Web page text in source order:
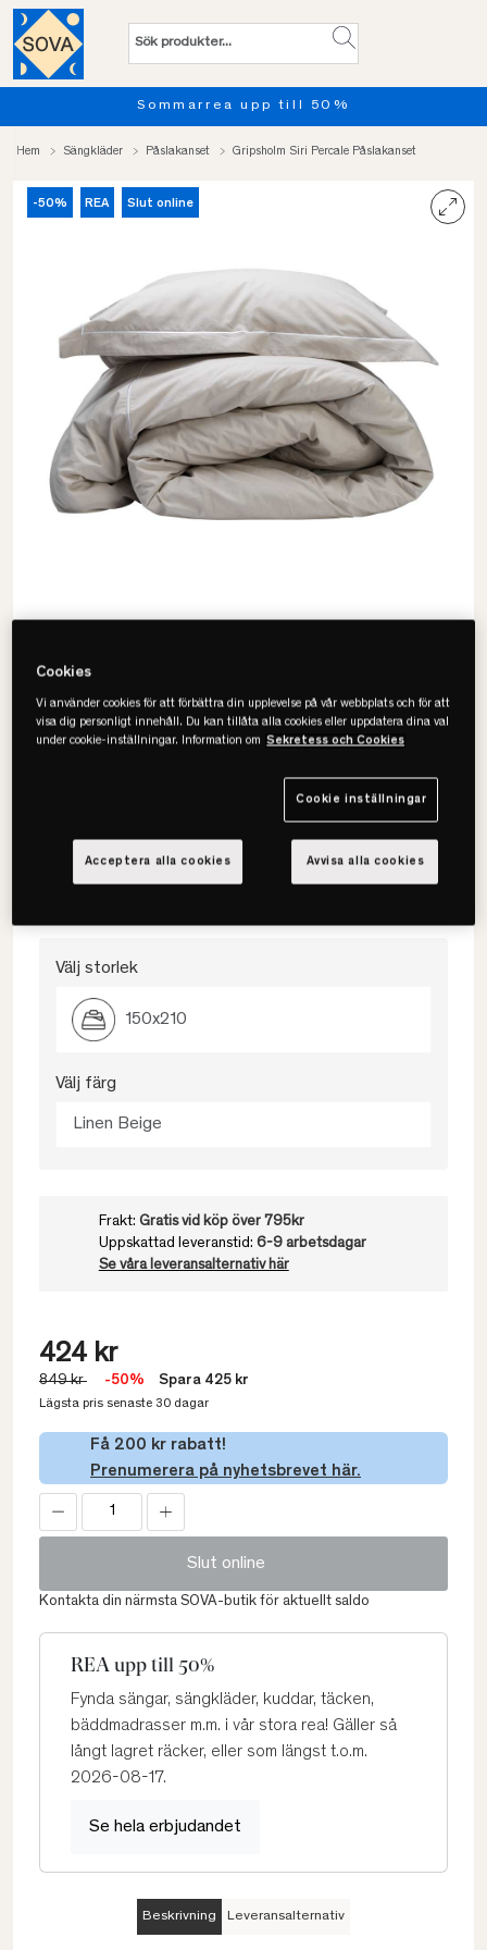
Sommarrea upp till 50%
Hem Sängkläder Påslakanset Gripsholm Siri Percale Påslakanset
-50% REA Slut online
Siri Percale Påslakanset
• 100% ekologisk bomull
• Svalt och mjukt
Välj storlek
150x210
Välj färg
Linen Beige
Frakt: Gratis vid köp över 795kr
Uppskattad leveranstid: 6-9 arbetsdagar
Se våra leveransalternativ här
424 kr
849 kr -50% Spara 425 kr
Lägsta pris senaste 30 dagar
Få 200 kr rabatt!
Prenumerera på nyhetsbrevet här.
Slut online
Kontakta din närmsta SOVA-butik för aktuellt saldo
REA upp till 50%
Fynda sängar, sängkläder, kuddar, täcken,
bäddmadrasser m.m. i vår stora rea! Gäller så
långt lagret räcker, eller som längst t.o.m.
2026-08-17.
Se hela erbjudandet
Beskrivning Leveransalternativ
Cookies
Vi använder cookies för att förbättra din upplevelse på vår webbplats och för att
visa dig personligt innehåll. Du kan tillåta alla cookies eller uppdatera dina val
under cookie-inställningar. Information om Sekretess och Cookies
Cookie inställningar
Avvisa alla cookies
Acceptera alla cookies